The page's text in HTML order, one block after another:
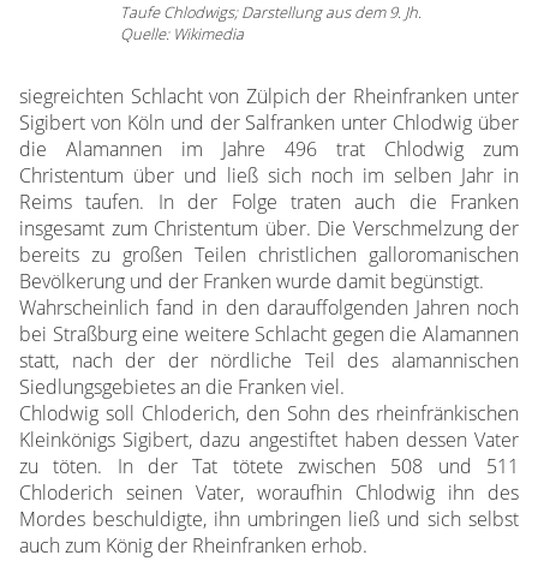
Taufe Chlodwigs; Darstellung aus dem 9. Jh.
Quelle: Wikimedia
siegreichten Schlacht von Zülpich der Rheinfranken unter
Sigibert von Köln und der Salfranken unter Chlodwig über
die Alamannen im Jahre 496 trat Chlodwig zum
Christentum über und ließ sich noch im selben Jahr in
Reims taufen. In der Folge traten auch die Franken
insgesamt zum Christentum über. Die Verschmelzung der
bereits zu großen Teilen christlichen galloromanischen
Bevölkerung und der Franken wurde damit begünstigt.
Wahrscheinlich fand in den darauffolgenden Jahren noch
bei Straßburg eine weitere Schlacht gegen die Alamannen
statt, nach der der nördliche Teil des alamannischen
Siedlungsgebietes an die Franken viel.
Chlodwig soll Chloderich, den Sohn des rheinfränkischen
Kleinkönigs Sigibert, dazu angestiftet haben dessen Vater
zu töten. In der Tat tötete zwischen 508 und 511
Chloderich seinen Vater, woraufhin Chlodwig ihn des
Mordes beschuldigte, ihn umbringen ließ und sich selbst
auch zum König der Rheinfranken erhob.